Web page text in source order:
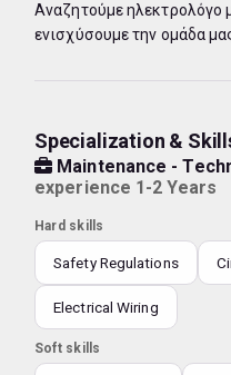
Αναζητούμε ηλεκτρολόγο
ενισχύσουμε την ομάδα
Specialization &
Maintenance -
experience 1-2 Years
Hard skills
Safety Regulations
Electrical Wiring
Soft skills